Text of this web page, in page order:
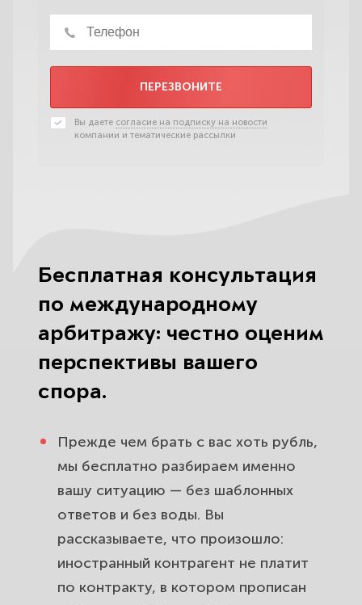
ПЕРЕЗВОНИТЕ
Вы даете согласие на подписку на новости
компании и тематические рассылки
Бесплатная консультация
по международному
арбитражу: честно оценим
перспективы вашего
спора.
Прежде чем брать с вас хоть рубль,
мы бесплатно разбираем именно
вашу ситуацию — без шаблонных
ответов и без воды. Вы
рассказываете, что произошло:
иностранный контрагент не платит
по контракту, в котором прописан